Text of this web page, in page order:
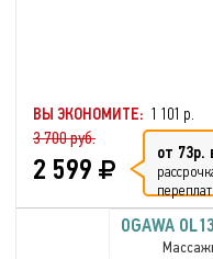
ВЫ ЭКОНОМИТЕ: 1 101 р.
3 700 руб.
2 599 от 73р.
переплат
OGAWA